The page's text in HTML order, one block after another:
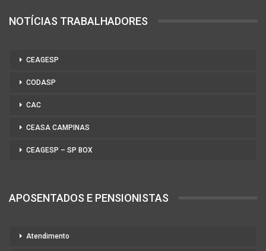
NOTÍCIAS TRABALHADORES
CEAGESP
CODASP
CAC
CEASA CAMPINAS
CEAGESP – SP BOX
APOSENTADOS E PENSIONISTAS
Atendimento